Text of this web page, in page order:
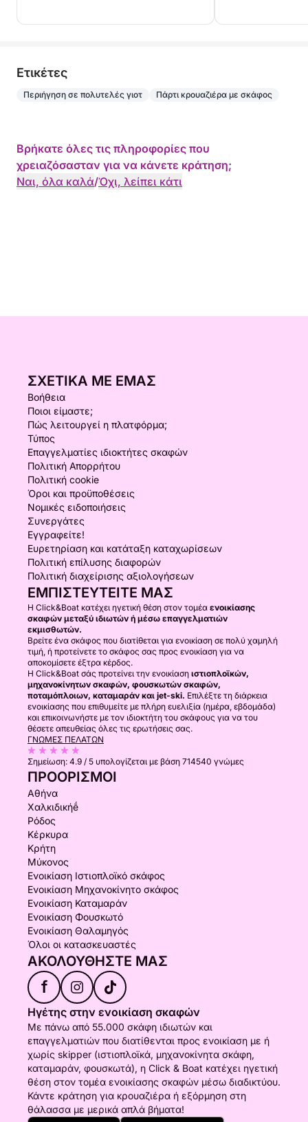
Eτικέτες
Περιήγηση σε πολυτελές γιοτ Πάρτι κρουαζιέρα με σκάφος
Βρήκατε όλες τις πληροφορίες που
χρειαζόσασταν για να κάνετε κράτηση;
Ναι, όλα καλά/Όχι, λείπει κάτι
ΣΧΕΤΙΚΆ ΜΕ ΕΜΆΣ
Βοήθεια
Ποιοι είμαστε;
Πώς λειτουργεί η πλατφόρμα;
Τύπος
Επαγγελματίες ιδιοκτήτες σκαφών
Πολιτική Απορρήτου
Πολιτική cookie
Όροι και προϋποθέσεις
Νομικές ειδοποιήσεις
Συνεργάτες
Εγγραφείτε!
Ευρετηρίαση και κατάταξη καταχωρίσεων
Πολιτική επίλυσης διαφορών
Πολιτική διαχείρισης αξιολογήσεων
ΕΜΠΙΣΤΕΥΤΕΊΤΕ ΜΑΣ
Η Click&Boat κατέχει ηγετική θέση στον τομέα ενοικίασης
σκαφών μεταξύ ιδιωτών ή μέσω επαγγελματιών
εκμισθωτών.
Βρείτε ένα σκάφος που διατίθεται για ενοικίαση σε πολύ χαμηλή
τιμή, ή προτείνετε το σκάφος σας προς ενοικίαση για να
αποκομίσετε έξτρα κέρδος.
Η Click&Boat σάς προτείνει την ενοικίαση ιστιοπλοϊκών,
μηχανοκίνητων σκαφών, φουσκωτών σκαφών,
ποταμόπλοιων, καταμαράν και jet-ski. Επιλέξτε τη διάρκεια
ενοικίασης που επιθυμείτε με πλήρη ευελιξία (ημέρα, εβδομάδα)
και επικοινωνήστε με τον ιδιοκτήτη του σκάφους για να του
θέσετε απευθείας όλες τις ερωτήσεις σας.
ΓΝΏΜΕΣ ΠΕΛΑΤΏΝ
Σημείωση: 4.9 / 5 υπολογίζεται με βάση 714540 γνώμες
ΠΡΟΟΡΙΣΜΟΊ
Αθήνα
Χαλκιδικήḗ
Ρόδος
Κέρκυρα
Κρήτη
Μύκονος
Ενοικίαση Ιστιοπλοϊκό σκάφος
Ενοικίαση Μηχανοκίνητο σκάφος
Ενοικίαση Καταμαράν
Ενοικίαση Φουσκωτό
Ενοικίαση Θαλαμηγός
Όλοι οι κατασκευαστές
ΑΚΟΛΟΥΘΉΣΤΕ ΜΑΣ
f
Ηγέτης στην ενοικίαση σκαφών
Με πάνω από 55.000 σκάφη ιδιωτών και
επαγγελματιών που διατίθενται προς ενοικίαση με ή
χωρίς skipper (ιστιοπλοϊκά, μηχανοκίνητα σκάφη,
καταμαράν, φουσκωτά), η Click & Boat κατέχει ηγετική
θέση στον τομέα ενοικίασης σκαφών μέσω διαδικτύου.
Κάντε κράτηση για κρουαζιέρα ή εξόρμηση στη
θάλασσα με μερικά απλά βήματα!